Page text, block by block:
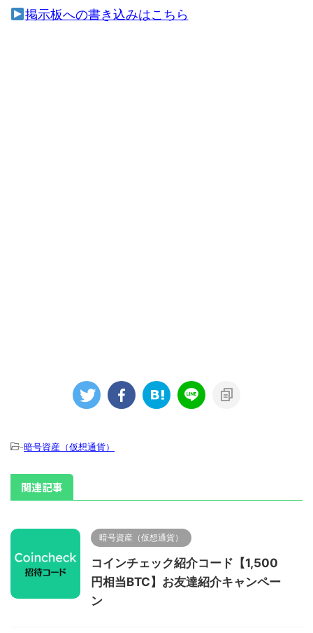
掲示板への書き込みはこちら
-暗号資産（仮想通貨）
関連記事
暗号資産（仮想通貨）
コインチェック紹介コード【1,500
円相当BTC】お友達紹介キャンペー
ン